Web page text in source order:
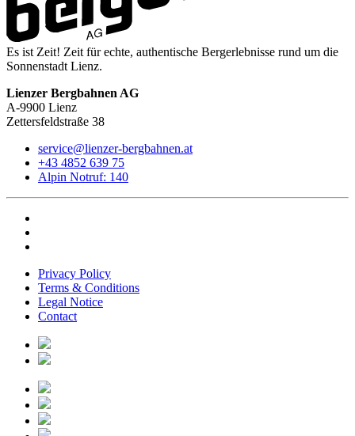
Es ist Zeit! Zeit für echte, authentische Bergerlebnisse rund um die
Sonnenstadt Lienz.
Lienzer Bergbahnen AG
A-9900 Lienz
Zettersfeldstraße 38
service@lienzer-bergbahnen.at
+43 4852 639 75
Alpin Notruf: 140
Privacy Policy
Terms & Conditions
Legal Notice
Contact